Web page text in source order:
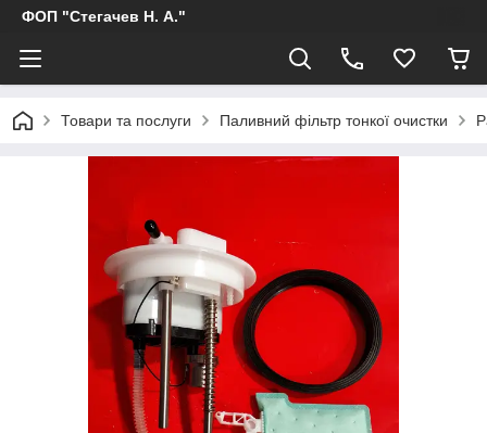
ФОП "Стегачев Н. А."
Товари та послуги Паливний фільтр тонкої очистки